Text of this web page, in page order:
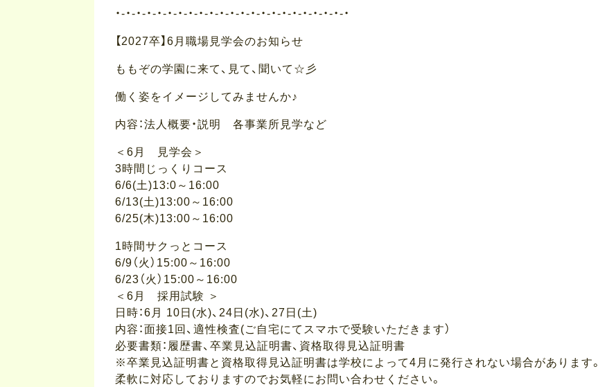
・-・-・-・-・-・-・-・-・-・-・-・-・-・-・-・-・-・-・-・-・-・-・
【2027卒】6月職場見学会のお知らせ
ももぞの学園に来て、見て、聞いて☆彡
働く姿をイメージしてみませんか♪
内容：法人概要・説明 各事業所見学など
＜6月 見学会＞
3時間じっくりコース
6/6(土)13:0～16:00
6/13(土)13:00～16:00
6/25(木)13:00～16:00
1時間サクっとコース
6/9（火）15:00～16:00
6/23（火）15:00～16:00
＜6月 採用試験 ＞
日時：6月 10日(水)、24日(水)、27日(土)
内容：面接1回、適性検査(ご自宅にてスマホで受験いただきます）
必要書類：履歴書、卒業見込証明書、資格取得見込証明書
※卒業見込証明書と資格取得見込証明書は学校によって4月に発行されない場合があります。
柔軟に対応しておりますのでお気軽にお問い合わせください。